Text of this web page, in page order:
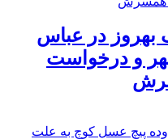
بهروز در عباس
و درخواست